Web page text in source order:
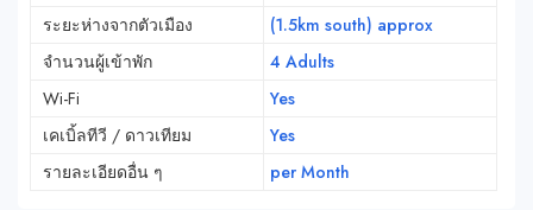
ระยะห่างจากตัวเมือง
(1.5km south) approx
จำนวนผู้เข้าพัก
4 Adults
Wi-Fi
Yes
เคเบิ้ลทีวี / ดาวเทียม
Yes
รายละเอียดอื่น ๆ
per Month